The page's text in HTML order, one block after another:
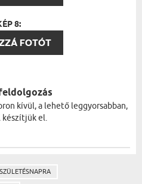
8:
FOTÓT
kívül, a lehető leggyorsabban,
készítjük el.